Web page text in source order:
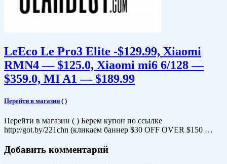
LeEco Le Pro3 Elite -$129.99, Хiaomi
RMN4 — $125.0, Xiaomi mi6 6/128 —
$359.0, MI A1 — $189.99
Перейти в магазин ( )
Перейти в магазин ( ) Берем купон по ссылке
http://got.by/221chn (кликаем баннер $30 OFF OVER $150 …
Добавить комментарий